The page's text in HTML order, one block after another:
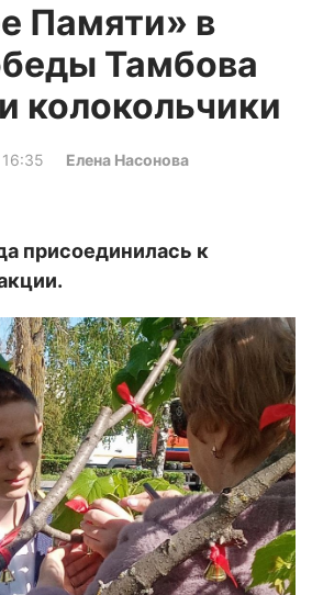
Памяти» в
Тамбова
колокольчики
Елена Насонова
присоединилась к